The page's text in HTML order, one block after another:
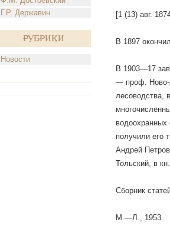
Г.Р. Державин
Рубрики
Новости
[1 (13) авг.
В 1897
В 1903—17
— проф. Ново-
лесоводства,
водоохранных
получили его
Андрей
Тольский, в
Сборник
М.—Л., 1953.